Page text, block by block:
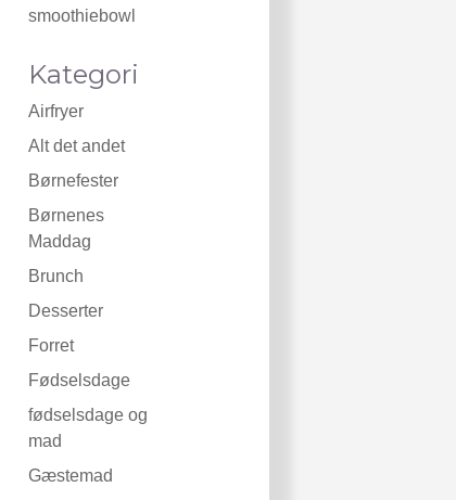
smoothiebowl
Kategori
Airfryer
Alt det andet
Børnefester
Børnenes
Maddag
Brunch
Desserter
Forret
Fødselsdage
fødselsdage og
mad
Gæstemad